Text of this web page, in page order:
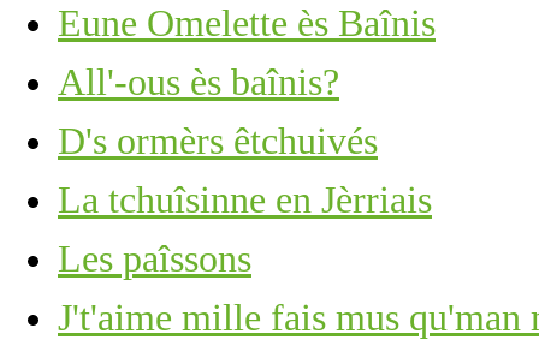
Eune Omelette ès Baînis
All'-ous ès baînis?
D's ormèrs êtchuivés
La tchuîsinne en Jèrriais
Les paîssons
J't'aime mille fais mus qu'man